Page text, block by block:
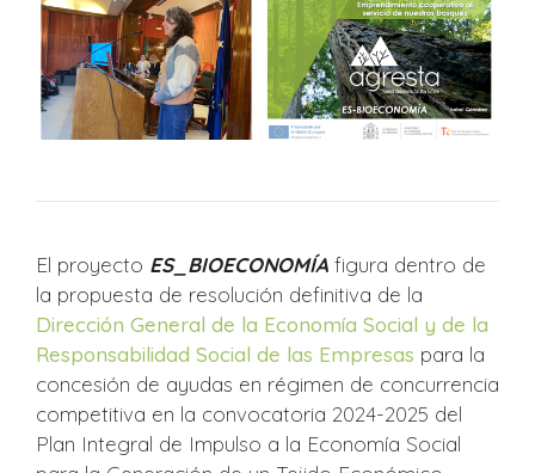
El proyecto ES_BIOECONOMÍA figura dentro de
la propuesta de resolución definitiva de la
Dirección General de la Economía Social y de la
Responsabilidad Social de las Empresas para la
concesión de ayudas en régimen de concurrencia
competitiva en la convocatoria 2024-2025 del
Plan Integral de Impulso a la Economía Social